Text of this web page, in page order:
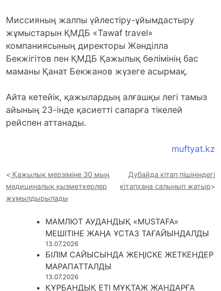
Миссияның жалпы үйлестіру-ұйымдастыру
жұмыстарын ҚМДБ «Tawaf travel»
компаниясының директоры Жәнділла
Бекжігітов пен ҚМДБ Қажылық бөлімінің бас
маманы Қанат Бекжанов жүзеге асырмақ.
Айта кетейік, қажылардың алғашқы легі тамыз
айының 23-інде қасиетті сапарға тікелей
рейспен аттанады.
muftyat.kz
Қажылық мерзіміне 30 мың
медициналық қызметкерлер
жұмылдырылады
Дубайда кітап пішініндегі
кітапхана салынып жатыр
МАМЛЮТ АУДАНДЫҚ «MUSTAFA»
МЕШІТІНЕ ЖАҢА ҰСТАЗ ТАҒАЙЫНДАЛДЫ
13.07.2026
БІЛІМ САЙЫСЫНДА ЖЕҢІСКЕ ЖЕТКЕНДЕР
МАРАПАТТАЛДЫ
13.07.2026
ҚҰРБАНДЫҚ ЕТІ МҰҚТАЖ ЖАНДАРҒА